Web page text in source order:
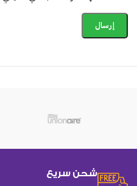
شحن سريع